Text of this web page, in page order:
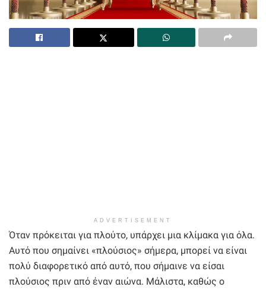
ADVERTISEMENT
Όταν πρόκειται για πλούτο, υπάρχει μια κλίμακα για όλα.
Αυτό που σημαίνει «πλούσιος» σήμερα, μπορεί να είναι
πολύ διαφορετικό από αυτό, που σήμαινε να είσαι
πλούσιος πριν από έναν αιώνα. Μάλιστα, καθώς ο